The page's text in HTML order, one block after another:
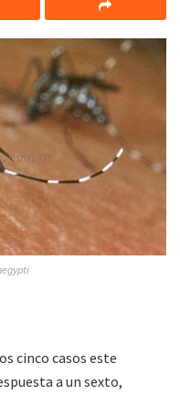
cinco casos este
a un sexto,